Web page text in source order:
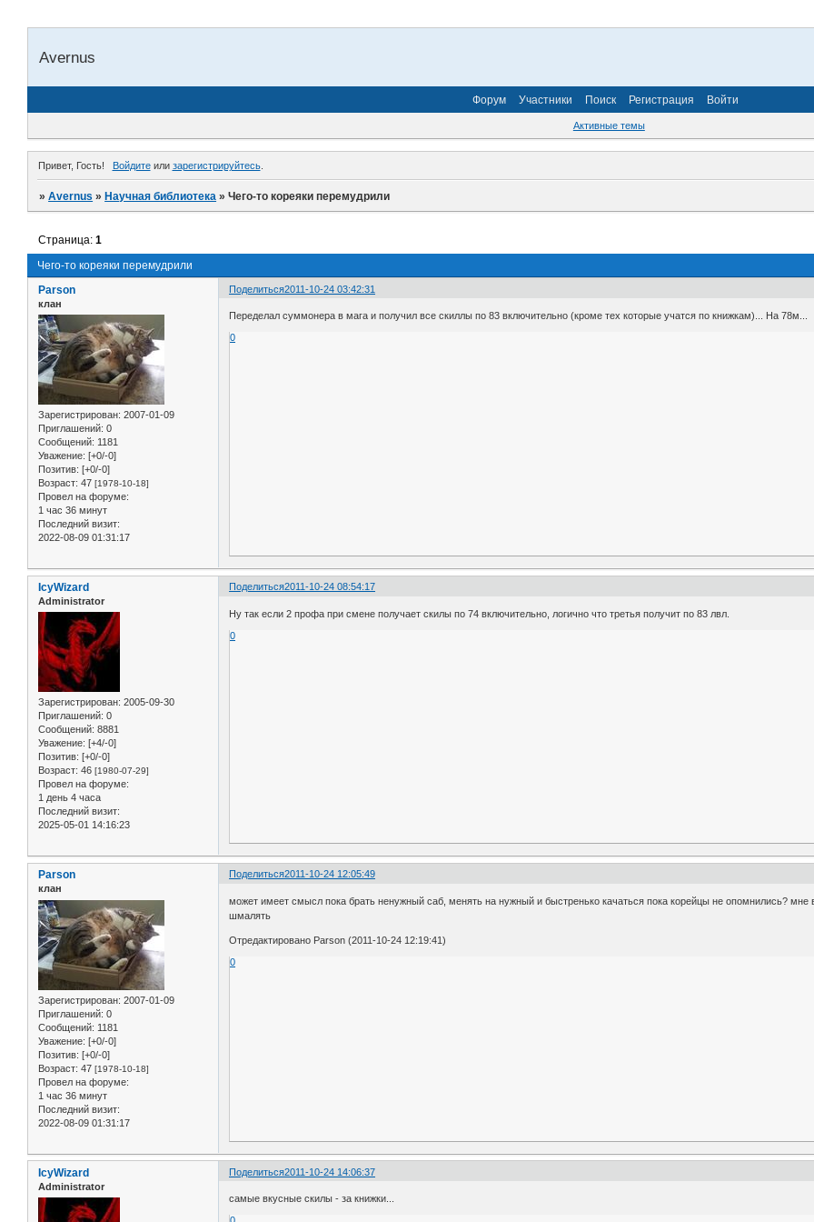
Avernus
Форум Участники Поиск Регистрация Войти
Активные темы
Привет, Гость! Войдитеили зарегистрируйтесь.
»Avernus »Научная библиотека »Чего-то кореяки перемудрили
Чего-то кореяки перемудрили
Страница:1
Поделиться2011-10-24 03:42:31
Parson
клан
Зарегистрирован: 2007-01-09
Приглашений: 0
Сообщений: 1181
Уважение: [+0/-0]
Позитив: [+0/-0]
Возраст: 47 [1978-10-18]
Провел на форуме:
1 час 36 минут
Последний визит:
2022-08-09 01:31:17
Переделал суммонера в мага и получил все скиллы по 83 включительно (кроме тех которые учатся по книжкам)... На 78м...
0
Поделиться2011-10-24 08:54:17
IcyWizard
Administrator
Зарегистрирован: 2005-09-30
Приглашений: 0
Сообщений: 8881
Уважение: [+4/-0]
Позитив: [+0/-0]
Возраст: 46 [1980-07-29]
Провел на форуме:
1 день 4 часа
Последний визит:
2025-05-01 14:16:23
Ну так если 2 профа при смене получает скилы по 74 включительно, логично что третья получит по 83 лвл.
0
Поделиться2011-10-24 12:05:49
Parson
клан
Зарегистрирован: 2007-01-09
Приглашений: 0
Сообщений: 1181
Уважение: [+0/-0]
Позитив: [+0/-0]
Возраст: 47 [1978-10-18]
Провел на форуме:
1 час 36 минут
Последний визит:
2022-08-09 01:31:17
может имеет смысл пока брать ненужный саб, менять на нужный и быстренько качаться пока корейцы не опомнились?
шмалять
Отредактировано Parson (2011-10-24 12:19:41)
0
Поделиться2011-10-24 14:06:37
IcyWizard
Administrator
самые вкусные скилы - за книжки...